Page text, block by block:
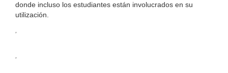
donde incluso los estudiantes están involucrados en su
utilización.
,
,